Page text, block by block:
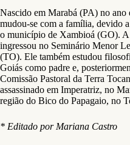
Nascido em Marabá (PA) no ano
mudou-se com a família, devido
o município de Xambioá (GO). A
ingressou no Seminário Menor
(TO). Ele também estudou
Goiás como padre e,
Comissão Pastoral da Terra
assassinado em Imperatriz, no
região do Bico do Papagaio, no
* Editado por Mariana Castro